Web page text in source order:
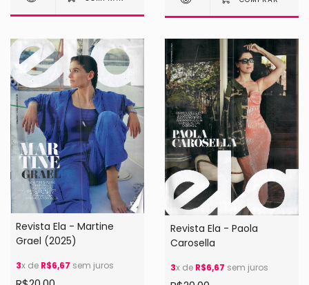
Revista Ela - Martine
Grael (2025)
3x de R$6,67 sem juros
Revista Ela - Paola
Carosella
3x de R$6,67 sem juros